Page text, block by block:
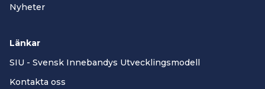
Nyheter
Länkar
SIU - Svensk Innebandys Utvecklingsmodell
Kontakta oss